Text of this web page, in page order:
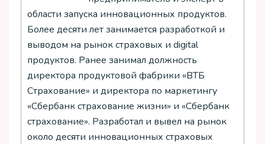
области запуска инновационных продуктов.
Более десяти лет занимается разработкой и
выводом на рынок страховых и digital
продуктов. Ранее занимал должность
директора продуктовой фабрики «ВТБ
Страхование» и директора по маркетингу
«Сбербанк страхование жизни» и «Сбербанк
страхование». Разработал и вывел на рынок
около десяти инновационных страховых